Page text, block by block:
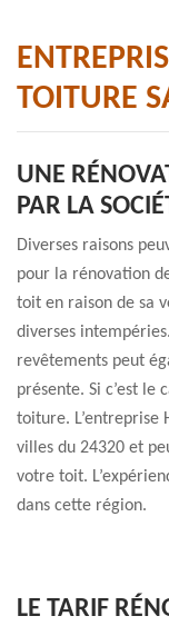
TOITURE
UNE
PAR LA
Diverses raisons
pour la rénovation
toit en raison de sa
diverses
revêtements peut
présente. Si c’est
toiture. L’entreprise
villes du 24320 et
votre toit.
dans cette région.
LE TARIF